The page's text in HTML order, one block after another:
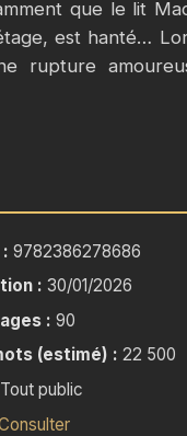
que le lit
est hanté…
rupture
recherche de
cette région de
à une
9782386278686
: 30/01/2026
: 90
(estimé) : 22 500
Tout public